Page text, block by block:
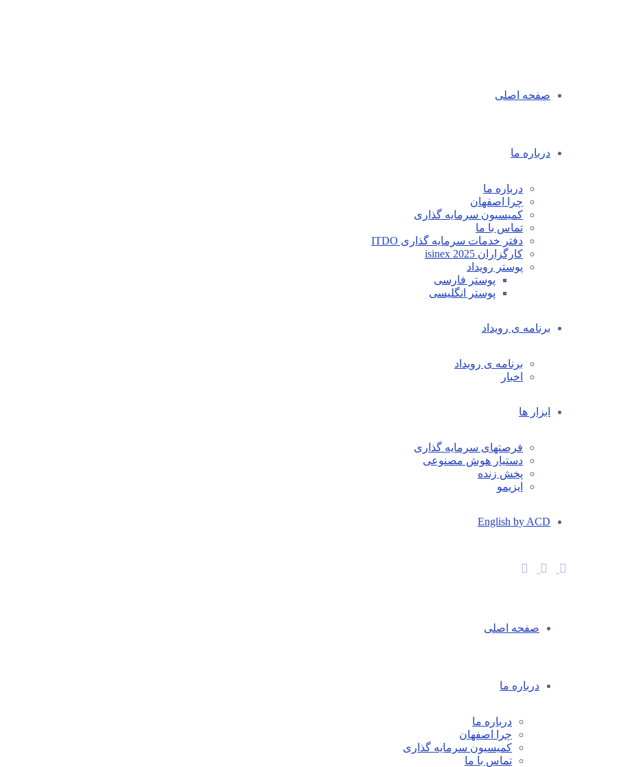
صفحه اصلی
درباره ما
درباره ما
چرا اصفهان
کمیسیون سرمایه گذاری
تماس با ما
دفتر خدمات سرمایه گذاری ITDO
کارگزاران isinex 2025
پوستر رویداد
پوستر فارسی
پوستر انگلیسی
برنامه ی رویداد
برنامه ی رویداد
اخبار
ابزار ها
فرصتهای سرمایه گذاری
دستیار هوش مصنوعی
پخش زنده
ایزیمو
English by ACD
صفحه اصلی
درباره ما
درباره ما
چرا اصفهان
کمیسیون سرمایه گذاری
تماس با ما